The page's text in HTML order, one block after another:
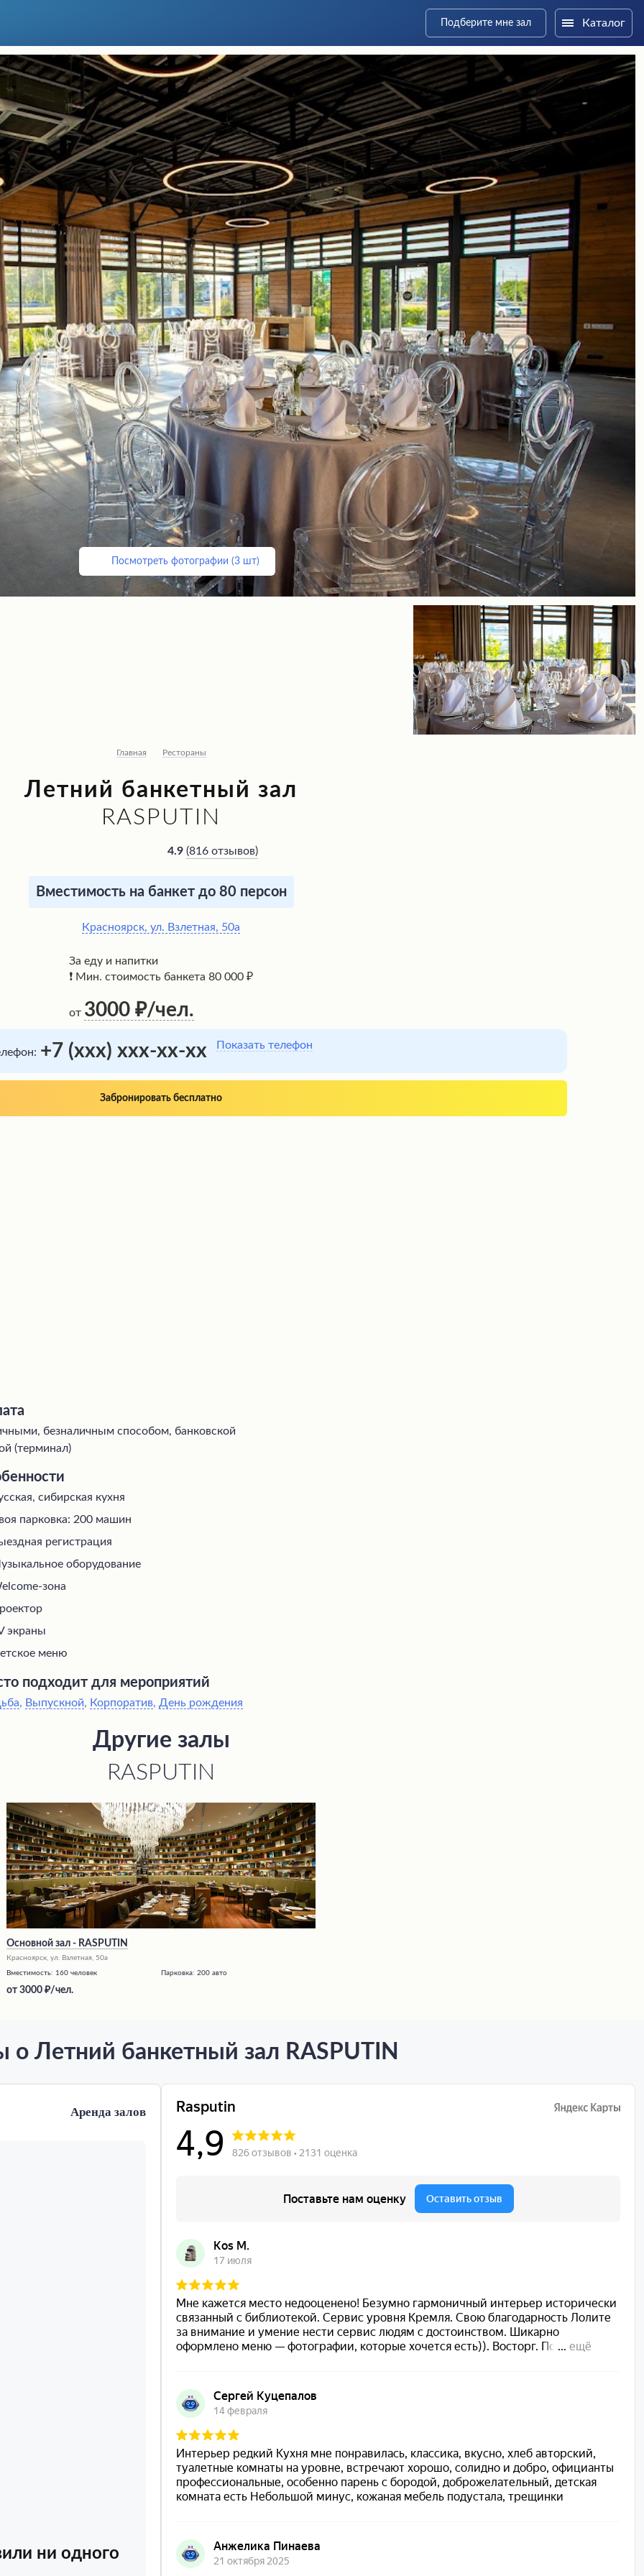
Подберите мне зал Каталог
Посмотреть фотографии (3 шт)
Главная Рестораны
Летний банкетный зал
RASPUTIN
4.9 (816 отзывов)
Вместимость на банкет до 80 персон
Красноярск, ул. Взлетная, 50а
За еду и напитки
❗ Мин. стоимость банкета 80 000 ₽
от 3000 /чел.
+7 (xxx) xxx-xx-xx Показать телефон
Забронировать бесплатно
безналичным способом, банковской
(терминал)
сибирская кухня
парковка: 200 машин
регистрация
оборудование
зона
экраны
меню
подходит для мероприятий
, Выпускной, Корпоратив, День рождения
Другие залы
RASPUTIN
Основной зал - RASPUTIN
Красноярск, ул. Взлетная, 50а
Вместимость: 160 человек Парковка:200 авто
от3000 /чел.
о Летний банкетный зал RASPUTIN
Аренда залов
ни одного